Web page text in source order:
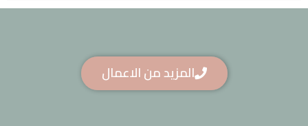
المزيد من الاعمال